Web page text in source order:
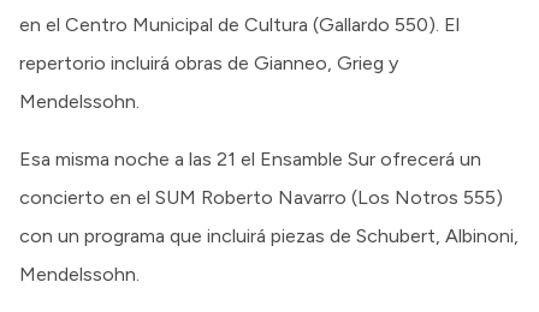
en el Centro Municipal de Cultura (Gallardo 550). El
repertorio incluirá obras de Gianneo, Grieg y
Mendelssohn.
Esa misma noche a las 21 el Ensamble Sur ofrecerá un
concierto en el SUM Roberto Navarro (Los Notros 555)
con un programa que incluirá piezas de Schubert, Albinoni,
Mendelssohn.